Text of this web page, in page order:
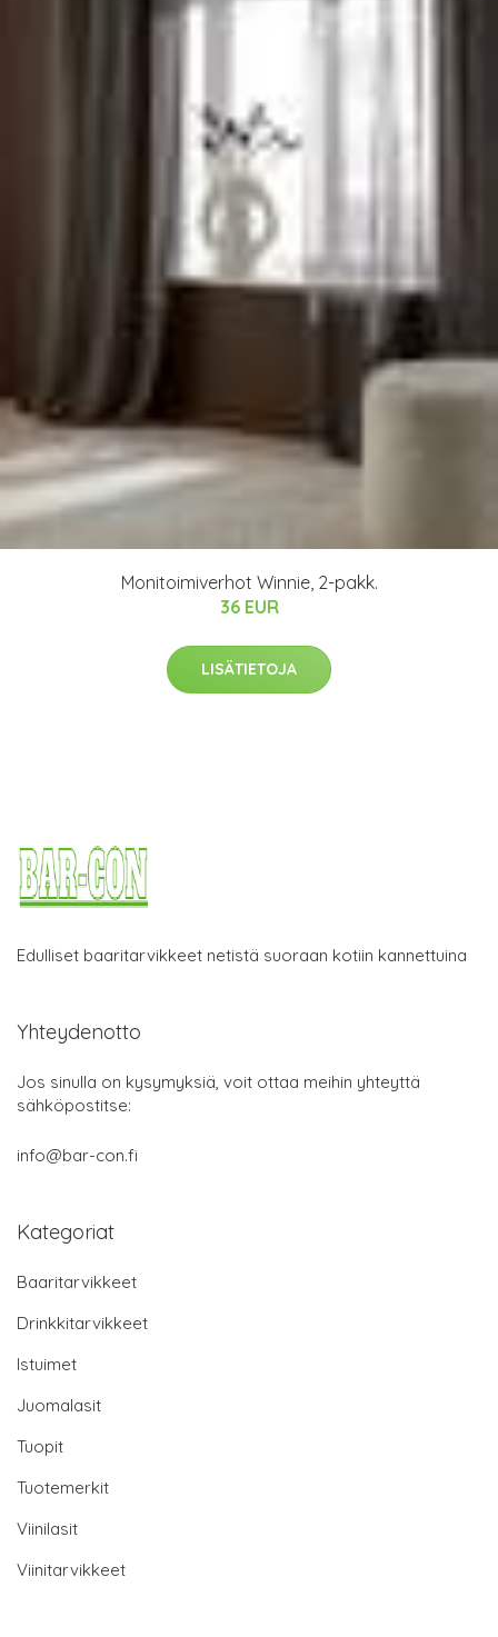
Monitoimiverhot Winnie, 2-pakk.
36 EUR
LISÄTIETOJA
Edulliset baaritarvikkeet netistä suoraan kotiin kannettuina
Yhteydenotto
Jos sinulla on kysymyksiä, voit ottaa meihin yhteyttä
sähköpostitse:
info@bar-con.fi
Kategoriat
Baaritarvikkeet
Drinkkitarvikkeet
Istuimet
Juomalasit
Tuopit
Tuotemerkit
Viinilasit
Viinitarvikkeet